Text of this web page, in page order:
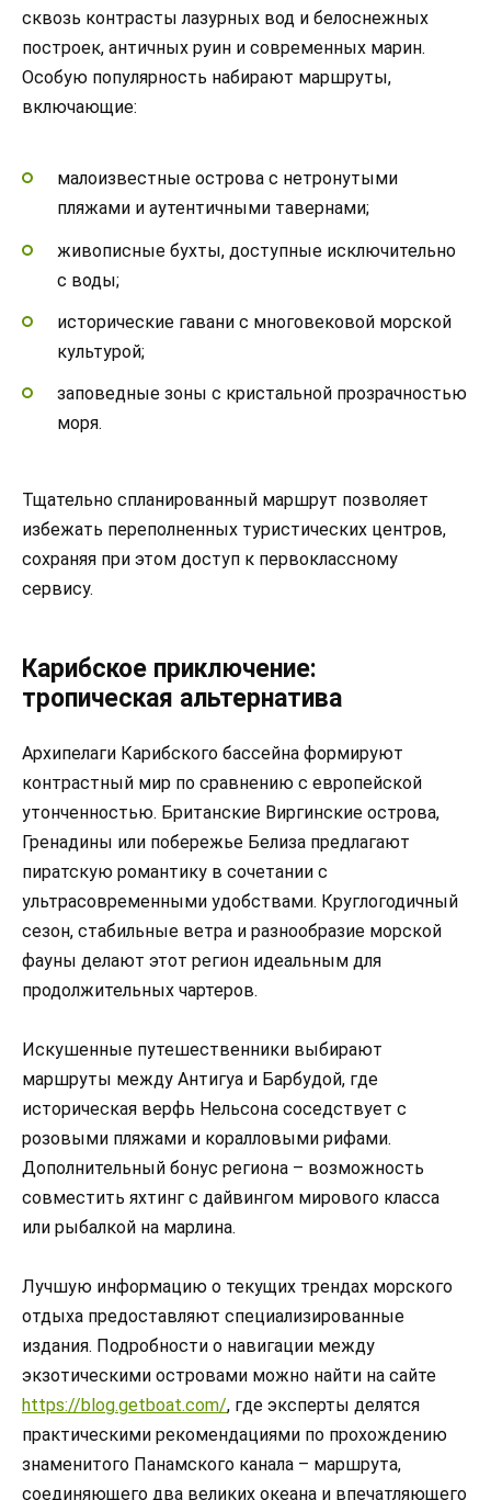
сквозь контрасты лазурных вод и белоснежных
построек, античных руин и современных марин.
Особую популярность набирают маршруты,
включающие:
малоизвестные острова с нетронутыми
пляжами и аутентичными тавернами;
живописные бухты, доступные исключительно
с воды;
исторические гавани с многовековой морской
культурой;
заповедные зоны с кристальной прозрачностью
моря.
Тщательно спланированный маршрут позволяет
избежать переполненных туристических центров,
сохраняя при этом доступ к первоклассному
сервису.
Карибское приключение:
тропическая альтернатива
Архипелаги Карибского бассейна формируют
контрастный мир по сравнению с европейской
утонченностью. Британские Виргинские острова,
Гренадины или побережье Белиза предлагают
пиратскую романтику в сочетании с
ультрасовременными удобствами. Круглогодичный
сезон, стабильные ветра и разнообразие морской
фауны делают этот регион идеальным для
продолжительных чартеров.
Искушенные путешественники выбирают
маршруты между Антигуа и Барбудой, где
историческая верфь Нельсона соседствует с
розовыми пляжами и коралловыми рифами.
Дополнительный бонус региона – возможность
совместить яхтинг с дайвингом мирового класса
или рыбалкой на марлина.
Лучшую информацию о текущих трендах морского
отдыха предоставляют специализированные
издания. Подробности о навигации между
экзотическими островами можно найти на сайте
https://blog.getboat.com/, где эксперты делятся
практическими рекомендациями по прохождению
знаменитого Панамского канала – маршрута,
соединяющего два великих океана и впечатляющего